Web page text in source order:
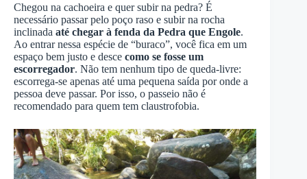
Chegou na cachoeira e quer subir na pedra? É
necessário passar pelo poço raso e subir na rocha
inclinada até chegar à fenda da Pedra que Engole.
Ao entrar nessa espécie de “buraco”, você fica em um
espaço bem justo e desce como se fosse um
escorregador. Não tem nenhum tipo de queda-livre:
escorrega-se apenas até uma pequena saída por onde a
pessoa deve passar. Por isso, o passeio não é
recomendado para quem tem claustrofobia.